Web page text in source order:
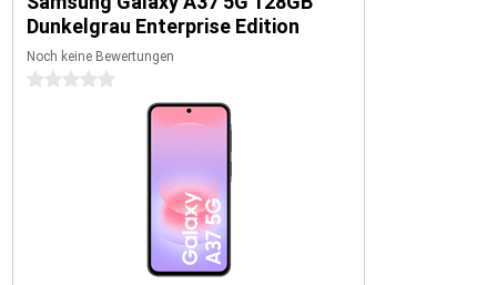
Dunkelgrau Enterprise Edition
Noch keine Bewertungen
0 Sterne